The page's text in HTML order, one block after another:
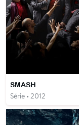
SMASH
Série • 2012